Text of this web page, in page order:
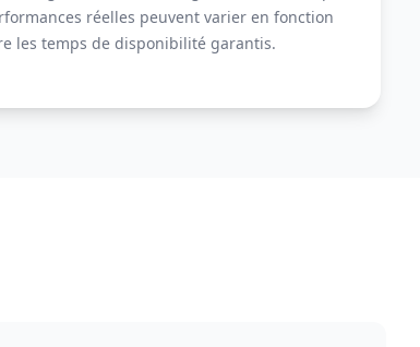
réelles peuvent varier en fonction
les temps de disponibilité garantis.